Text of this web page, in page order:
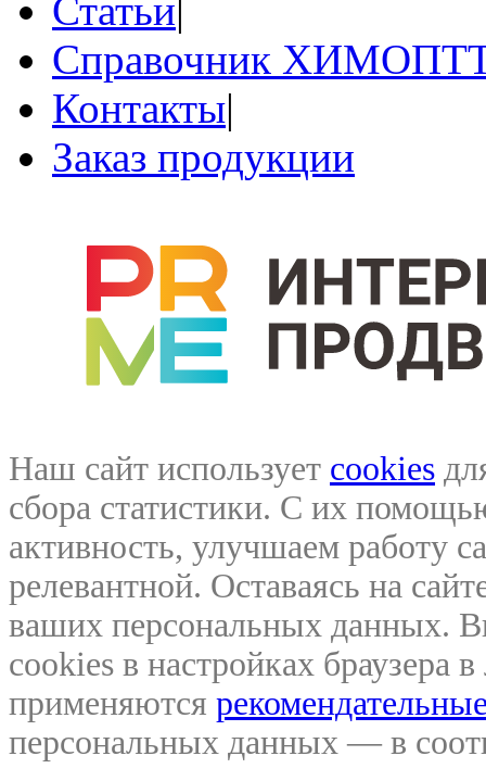
Статьи|
Справочник
Контакты|
Заказ продукции
Наш сайт использует cookies
сбора статистики. С их
активность, улучшаем работу
релевантной. Оставаясь на
ваших персональных данных.
cookies в настройках браузера
применяются
персональных данных — в